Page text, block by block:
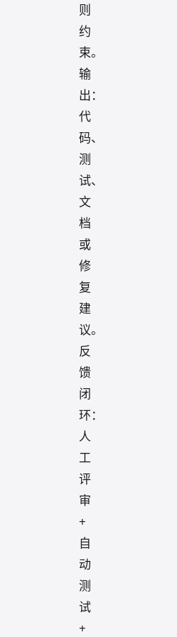
则
约
束。
输
出：
代
码、
测
试、
文
档
或
修
复
建
议。
反
馈
闭
环：
人
工
评
审
+
自
动
测
试
+